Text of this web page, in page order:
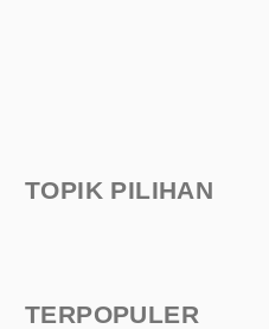
TOPIK PILIHAN
TERPOPULER